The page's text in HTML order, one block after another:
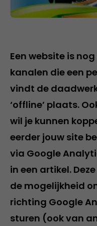
Een website is
kanalen die een
vindt de
‘offline’ plaats.
wil je kunnen
eerder jouw site
via Google
in een artikel.
de mogelijkheid
richting Google
sturen (ook van